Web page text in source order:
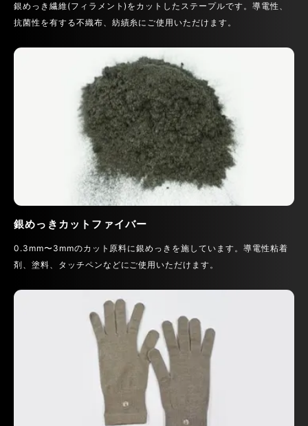
銀めっき繊維(フィラメント)をカットしたステープルです。導電性、
抗菌性を有する不織布、紡績糸にご使用いただけます。
銀めっきカットファイバー
0.3mm〜3mmのカット原料に銀めっきを施しています。導電性粘着
剤、塗料、タッチペンなどにご使用いただけます。